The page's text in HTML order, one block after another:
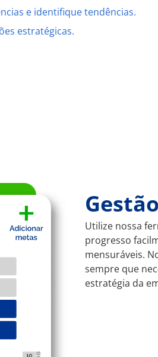
e identifique tendências.
estratégicas.
Utilize nossa
progresso
mensuráveis.
sempre que
estratégia da